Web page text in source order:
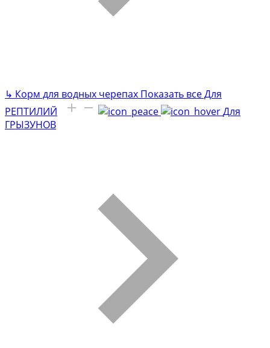
↳ Корм для водных черепах Показать все Для
РЕПТИЛИЙ
Для
ГРЫЗУНОВ